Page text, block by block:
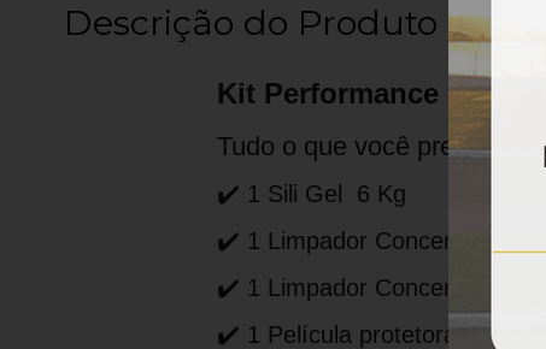
Descrição do Produto
Kit Performance Pro
Tudo o que você precisa
✔️ 1 Sili Gel 6 Kg
✔️ 1 Limpador Concentrado de
✔️ 1 Limpador Concentrado
✔️ 1 Película protetora de